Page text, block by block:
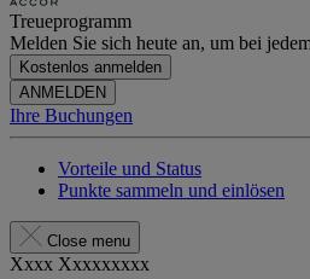
Treueprogramm
Melden Sie sich heute an, um bei
Kostenlos anmelden
ANMELDEN
Ihre Buchungen
Vorteile und Status
Punkte sammeln und einlösen
Close menu
Xxxx Xxxxxxxxx